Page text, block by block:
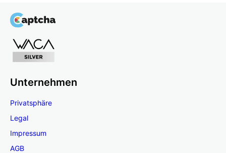
Unternehmen
Privatsphäre
Legal
Impressum
AGB